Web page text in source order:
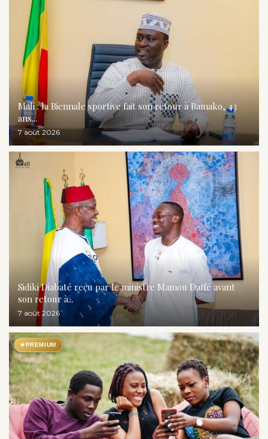
Mali : la Biennale sportive fait son retour à Bamako, 43
ans...
7 août 2026
Sidiki Diabaté reçu par le ministre Mamou Daffé avant
son retour à...
7 août 2026
★PREMIUM